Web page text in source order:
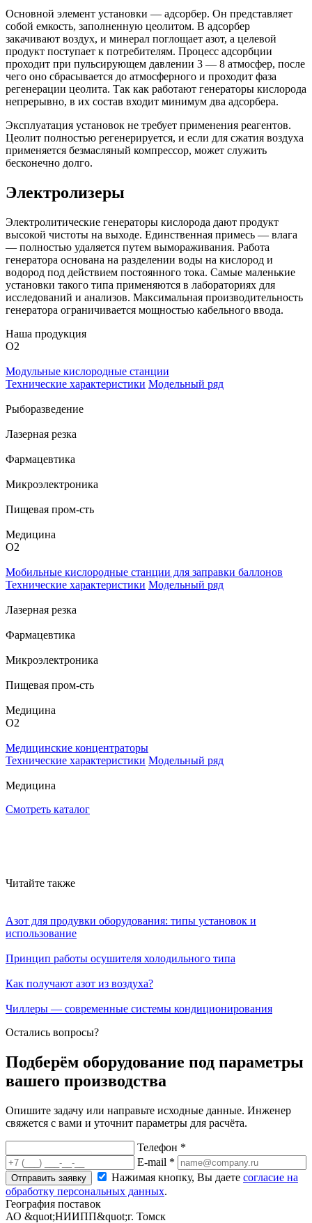
Основной элемент установки — адсорбер. Он представляет
собой емкость, заполненную цеолитом. В адсорбер
закачивают воздух, и минерал поглощает азот, а целевой
продукт поступает к потребителям. Процесс адсорбции
проходит при пульсирующем давлении 3 — 8 атмосфер, после
чего оно сбрасывается до атмосферного и проходит фаза
регенерации цеолита. Так как работают генераторы кислорода
непрерывно, в их состав входит минимум два адсорбера.
Эксплуатация установок не требует применения реагентов.
Цеолит полностью регенерируется, и если для сжатия воздуха
применяется безмасляный компрессор, может служить
бесконечно долго.
Электролизеры
Электролитические генераторы кислорода дают продукт
высокой чистоты на выходе. Единственная примесь — влага
— полностью удаляется путем вымораживания. Работа
генератора основана на разделении воды на кислород и
водород под действием постоянного тока. Самые маленькие
установки такого типа применяются в лабораториях для
исследований и анализов. Максимальная производительность
генератора ограничивается мощностью кабельного ввода.
Наша продукция
O2
Модульные кислородные станции
Технические характеристики Модельный ряд
Рыборазведение
Лазерная резка
Фармацевтика
Микроэлектроника
Пищевая пром-сть
Медицина
O2
Мобильные кислородные станции для заправки баллонов
Технические характеристики Модельный ряд
Лазерная резка
Фармацевтика
Микроэлектроника
Пищевая пром-сть
Медицина
O2
Медицинские концентраторы
Технические характеристики Модельный ряд
Медицина
Смотреть каталог
Читайте также
Азот для продувки оборудования: типы установок и
использование
Принцип работы осушителя холодильного типа
Как получают азот из воздуха?
Чиллеры — современные системы кондиционирования
Остались вопросы?
Подберём оборудование под параметры
вашего производства
Опишите задачу или направьте исходные данные. Инженер
свяжется с вами и уточнит параметры для расчёта.
Телефон *
E-mail *
Отправить заявку Нажимая кнопку, Вы даете согласие на
обработку персональных данных.
География поставок
АО &quot;НИИПП&quot;г. Томск